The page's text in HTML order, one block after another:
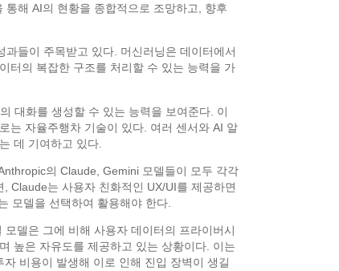
해 AI의 현황을 종합적으로 조망하고, 향후
들이 주목받고 있다. 머신러닝은 데이터에서
터의 복잡한 구조를 처리할 수 있는 능력을 가
대화를 생성할 수 있는 능력을 보여준다. 이
는 자율주행차 기술이 있다. 여러 센서와 AI 알
데 기여하고 있다.
의 Claude, Gemini 모델들이 모두 각각
Claude는 사용자 친화적인 UX/UI를 제공하면
모델을 선택하여 활용해야 한다.
델은 그에 비해 사용자 데이터의 프라이버시
높은 자유도를 제공하고 있는 상황이다. 이는
비용이 발생해 이로 인해 진입 장벽이 생길